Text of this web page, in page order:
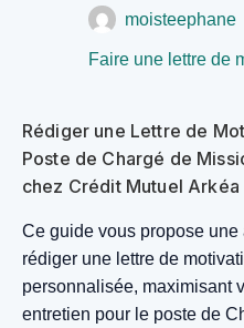
moisteephane
Faire une lettre de
Rédiger une Lettre de
Poste de Chargé de
chez Crédit Mutuel Arkéa
Ce guide vous propose
rédiger une lettre de
personnalisée, maximisant
entretien pour le poste de